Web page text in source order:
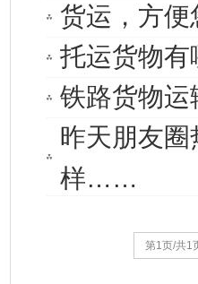
货运，方便
托运货物
铁路货物运
昨天朋友
样……
第1页/共1